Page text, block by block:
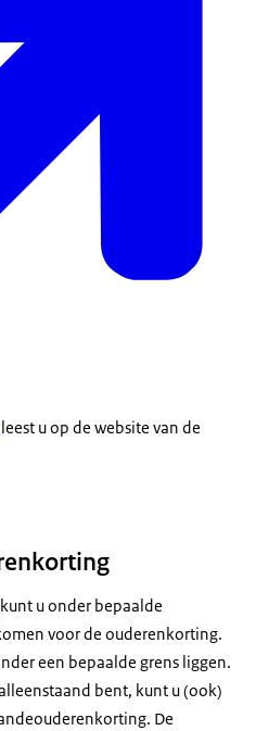
leest u op de website van de
u onder bepaalde
voor de ouderenkorting.
een bepaalde grens liggen.
bent, kunt u (ook)
De